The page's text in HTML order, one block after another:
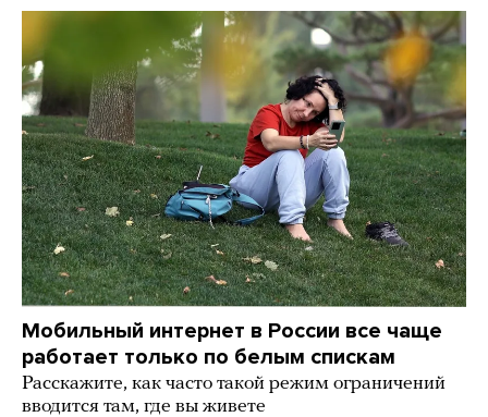
Мобильный интернет в России все чаще
работает только по белым спискам
Расскажите, как часто такой режим ограничений
вводится там, где вы живете